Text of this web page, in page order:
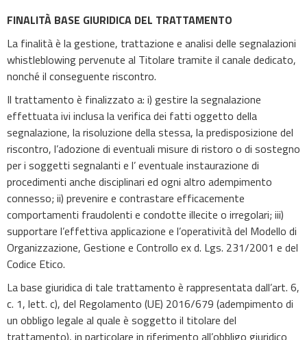
FINALITÀ BASE GIURIDICA DEL TRATTAMENTO
La finalità è la gestione, trattazione e analisi delle segnalazioni
whistleblowing pervenute al Titolare tramite il canale dedicato,
nonché il conseguente riscontro.
Il trattamento è finalizzato a: i) gestire la segnalazione
effettuata ivi inclusa la verifica dei fatti oggetto della
segnalazione, la risoluzione della stessa, la predisposizione del
riscontro, l’adozione di eventuali misure di ristoro o di sostegno
per i soggetti segnalanti e l’ eventuale instaurazione di
procedimenti anche disciplinari ed ogni altro adempimento
connesso; ii) prevenire e contrastare efficacemente
comportamenti fraudolenti e condotte illecite o irregolari; iii)
supportare l’effettiva applicazione e l’operatività del Modello di
Organizzazione, Gestione e Controllo ex d. Lgs. 231/2001 e del
Codice Etico.
La base giuridica di tale trattamento è rappresentata dall’art. 6,
c. 1, lett. c), del Regolamento (UE) 2016/679 (adempimento di
un obbligo legale al quale è soggetto il titolare del
trattamento), in particolare in riferimento all’obbligo giuridico